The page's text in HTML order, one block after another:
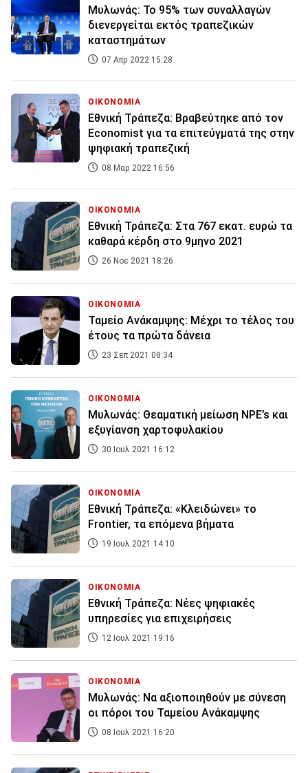
Μυλωνάς: Το 95% των συναλλαγών
διενεργείται εκτός τραπεζικών
καταστημάτων
07 Απρ 2022 15:28
ΟΙΚΟΝΟΜΙΑ
Εθνική Τράπεζα: Βραβεύτηκε από τον
Economist για τα επιτεύγματά της στην
ψηφιακή τραπεζική
08 Μαρ 2022 16:56
ΟΙΚΟΝΟΜΙΑ
Εθνική Τράπεζα: Στα 767 εκατ. ευρώ τα
καθαρά κέρδη στο 9μηνο 2021
26 Νοε 2021 18:26
ΟΙΚΟΝΟΜΙΑ
Ταμείο Ανάκαμψης: Μέχρι το τέλος του
έτους τα πρώτα δάνεια
23 Σεπ 2021 08:34
ΟΙΚΟΝΟΜΙΑ
Μυλωνάς: Θεαματική μείωση NPE’s και
εξυγίανση χαρτοφυλακίου
30 Ιουλ 2021 16:12
ΟΙΚΟΝΟΜΙΑ
Εθνική Τράπεζα: «Κλειδώνει» το
Frontier, τα επόμενα βήματα
19 Ιουλ 2021 14:10
ΟΙΚΟΝΟΜΙΑ
Εθνική Τράπεζα: Νέες ψηφιακές
υπηρεσίες για επιχειρήσεις
12 Ιουλ 2021 19:16
ΟΙΚΟΝΟΜΙΑ
Μυλωνάς: Να αξιοποιηθούν με σύνεση
οι πόροι του Ταμείου Ανάκαμψης
08 Ιουλ 2021 16:20